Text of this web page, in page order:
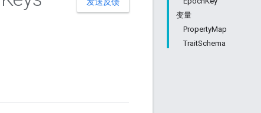
变量
PropertyMap
TraitSchema